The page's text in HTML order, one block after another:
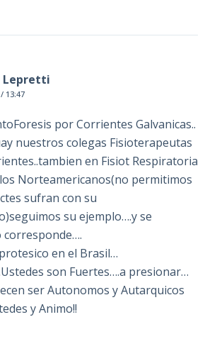
Lepretti
13:47
por Corrientes Galvanicas..
nuestros colegas Fisioterapeutas
en Fisiot Respiratoria
Norteamericanos(no permitimos
sufran con su
su ejemplo….y se
corresponde….
en el Brasil…
son Fuertes….a presionar…
ser Autonomos y Autarquicos
y Animo!!